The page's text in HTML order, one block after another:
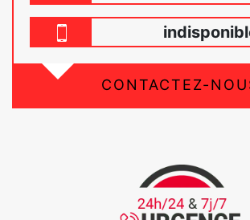
CONTACTEZ-